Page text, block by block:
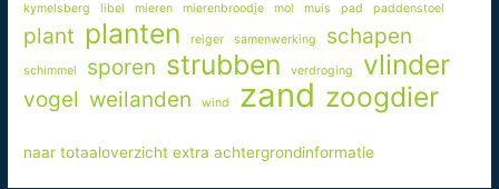
kymelsberg libel mieren mierenbroodje mol muis pad paddenstoel
plant planten reiger samenwerking schapen
schimmel sporen strubben verdroging vlinder
vogel weilanden wind zand zoogdier
naar totaaloverzicht extra achtergrondinformatie